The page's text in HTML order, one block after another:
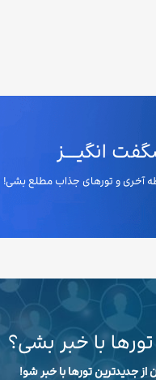
انگیـــز
آخری و تورهای جذاب مطلع بشی!
با خبر بشی؟
جدیدترین تورها با خبر شو!